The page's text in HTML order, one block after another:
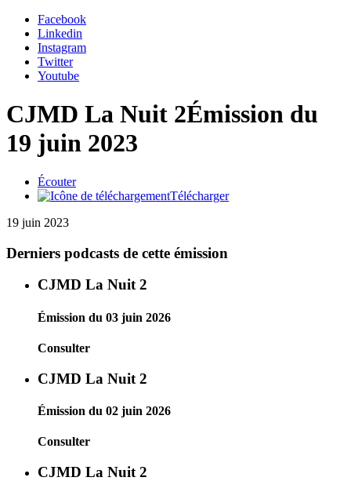
Facebook
Linkedin
Instagram
Twitter
Youtube
CJMD La Nuit 2Émission du
19 juin 2023
Écouter
Télécharger
19 juin 2023
Derniers podcasts de cette émission
CJMD La Nuit 2
Émission du 03 juin 2026
Consulter
CJMD La Nuit 2
Émission du 02 juin 2026
Consulter
CJMD La Nuit 2